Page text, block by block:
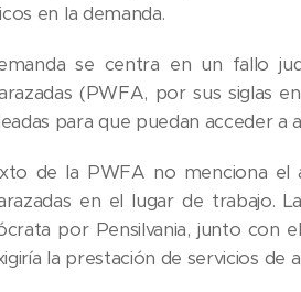
en la demanda.
se centra en un fallo
(PWFA, por sus siglas
para que puedan acceder
de la PWFA no menciona el
en el lugar de trabajo.
por Pensilvania, junto con
la prestación de servicios de